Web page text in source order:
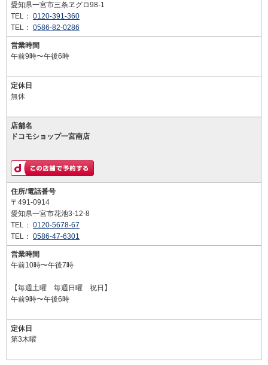
愛知県一宮市三条ヱグロ98-1
TEL： 0120-391-360
TEL： 0586-82-0286
営業時間
午前9時〜午後6時
定休日
無休
店舗名
ドコモショップ一宮南店
住所/電話番号
〒491-0914
愛知県一宮市花池3-12-8
TEL： 0120-5678-67
TEL： 0586-47-6301
営業時間
午前10時〜午後7時
【毎週土曜 毎週日曜 祝日】
午前9時〜午後6時
定休日
第3木曜